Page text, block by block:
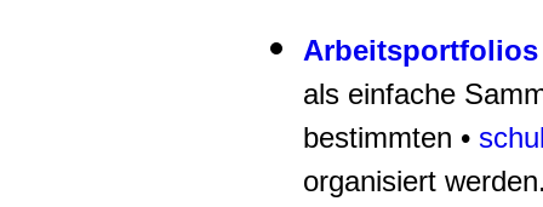
Arbeitsportfolios
als einfache
bestimmten •
organisiert